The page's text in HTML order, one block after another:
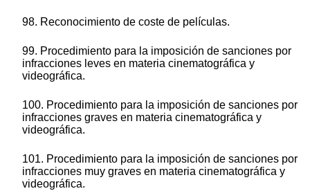
98. Reconocimiento de coste de películas.
99. Procedimiento para la imposición de sanciones por
infracciones leves en materia cinematográfica y
videográfica.
100. Procedimiento para la imposición de sanciones por
infracciones graves en materia cinematográfica y
videográfica.
101. Procedimiento para la imposición de sanciones por
infracciones muy graves en materia cinematográfica y
videográfica.